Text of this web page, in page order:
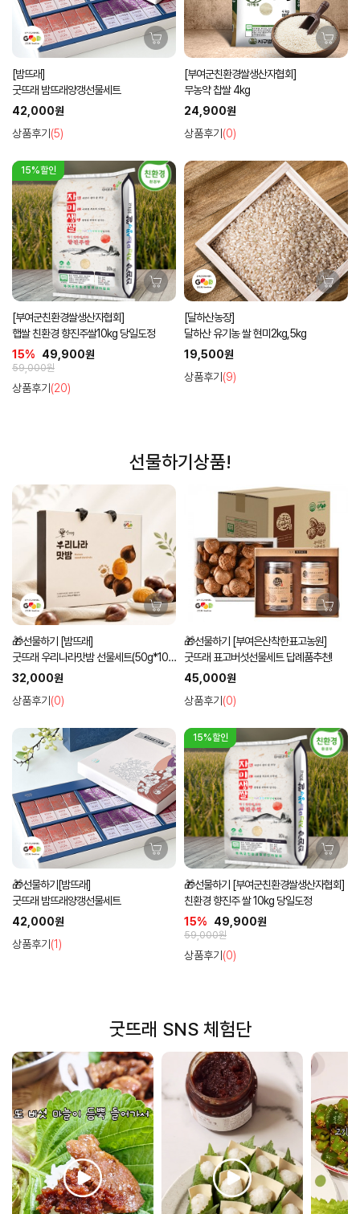
[밤뜨래]
굿뜨래 밤뜨래양갱선물세트
42,000원
상품후기 (5)
[부여군친환경쌀생산자협회]
무농약 찹쌀 4kg
24,900원
상품후기 (0)
15%할인
[부여군친환경쌀생산자협회]
햅쌀 친환경 향진주쌀10kg 당일도정
15%
49,900원
59,000원
상품후기 (20)
[달하산농장]
달하산 유기농 쌀 현미2kg,5kg
19,500원
상품후기 (9)
선물하기상품!
🎁선물하기 [밤뜨래]
굿뜨래 우리나라맛밤 선물세트(50g*10
입)
32,000원
상품후기 (0)
🎁선물하기 [부여은산착한표고농원]
굿뜨래 표고버섯선물세트 답례품추천!
45,000원
상품후기 (0)
🎁선물하기[밤뜨래]
굿뜨래 밤뜨래양갱선물세트
42,000원
상품후기 (1)
15%할인
🎁선물하기 [부여군친환경쌀생산자협회]
친환경 향진주 쌀 10kg 당일도정
15%
49,900원
59,000원
상품후기 (0)
굿뜨래 SNS 체험단